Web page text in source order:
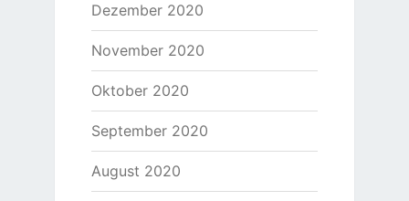
Dezember 2020
November 2020
Oktober 2020
September 2020
August 2020